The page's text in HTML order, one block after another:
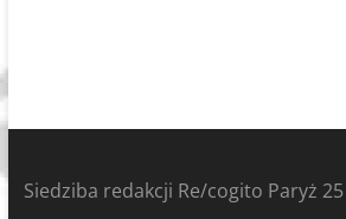
Siedziba redakcji Re/cogito Paryż